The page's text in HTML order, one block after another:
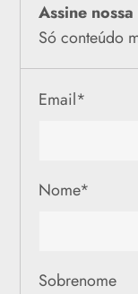
Assine
Só conteúdo
Email*
Nome*
Sobrenome